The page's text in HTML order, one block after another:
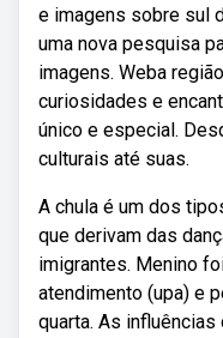
e imagens sobre sul
uma nova pesquisa
imagens. Weba
curiosidades e
único e especial.
culturais até suas.
A chula é um dos
que derivam das
imigrantes. Menino
atendimento (upa) e
quarta. As